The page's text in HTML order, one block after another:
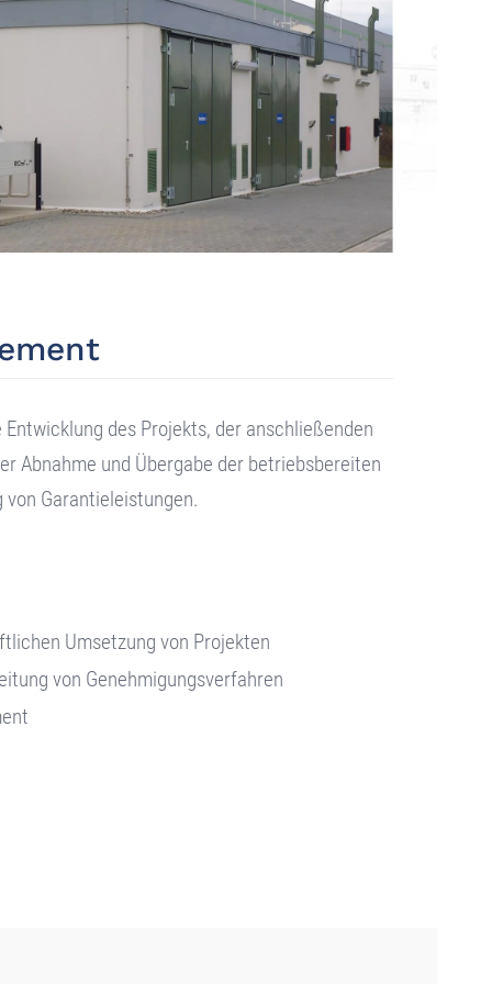
des Projekts, der anschließenden
Abnahme und Übergabe der betriebsbereiten
Garantieleistungen.
Umsetzung von Projekten
von Genehmigungsverfahren